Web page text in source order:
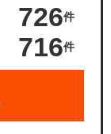
726件
716件